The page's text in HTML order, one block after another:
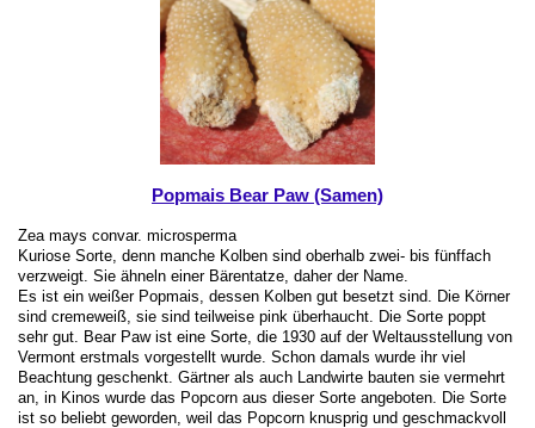
Popmais Bear Paw (Samen)
Zea mays convar. microsperma
Kuriose Sorte, denn manche Kolben sind oberhalb zwei- bis fünffach
verzweigt. Sie ähneln einer Bärentatze, daher der Name.
Es ist ein weißer Popmais, dessen Kolben gut besetzt sind. Die Körner
sind cremeweiß, sie sind teilweise pink überhaucht. Die Sorte poppt
sehr gut. Bear Paw ist eine Sorte, die 1930 auf der Weltausstellung von
Vermont erstmals vorgestellt wurde. Schon damals wurde ihr viel
Beachtung geschenkt. Gärtner als auch Landwirte bauten sie vermehrt
an, in Kinos wurde das Popcorn aus dieser Sorte angeboten. Die Sorte
ist so beliebt geworden, weil das Popcorn knusprig und geschmackvoll